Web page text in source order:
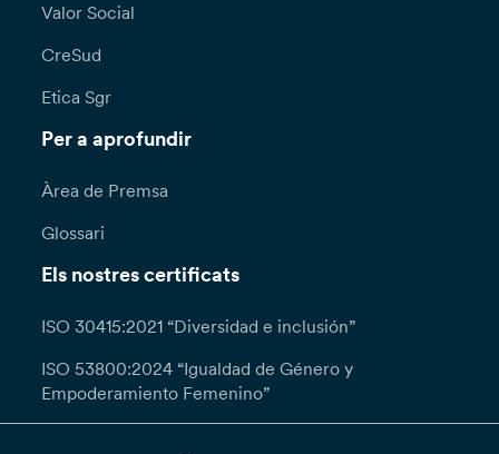
Valor Social
CreSud
Etica Sgr
Per a aprofundir
Àrea de Premsa
Glossari
Els nostres certificats
ISO 30415:2021 “Diversidad e inclusión”
ISO 53800:2024 “Igualdad de Género y
Empoderamiento Femenino”